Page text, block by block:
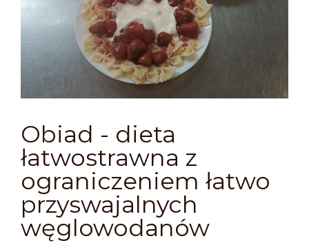
Obiad - dieta
łatwostrawna z
ograniczeniem łatwo
przyswajalnych
węglowodanów